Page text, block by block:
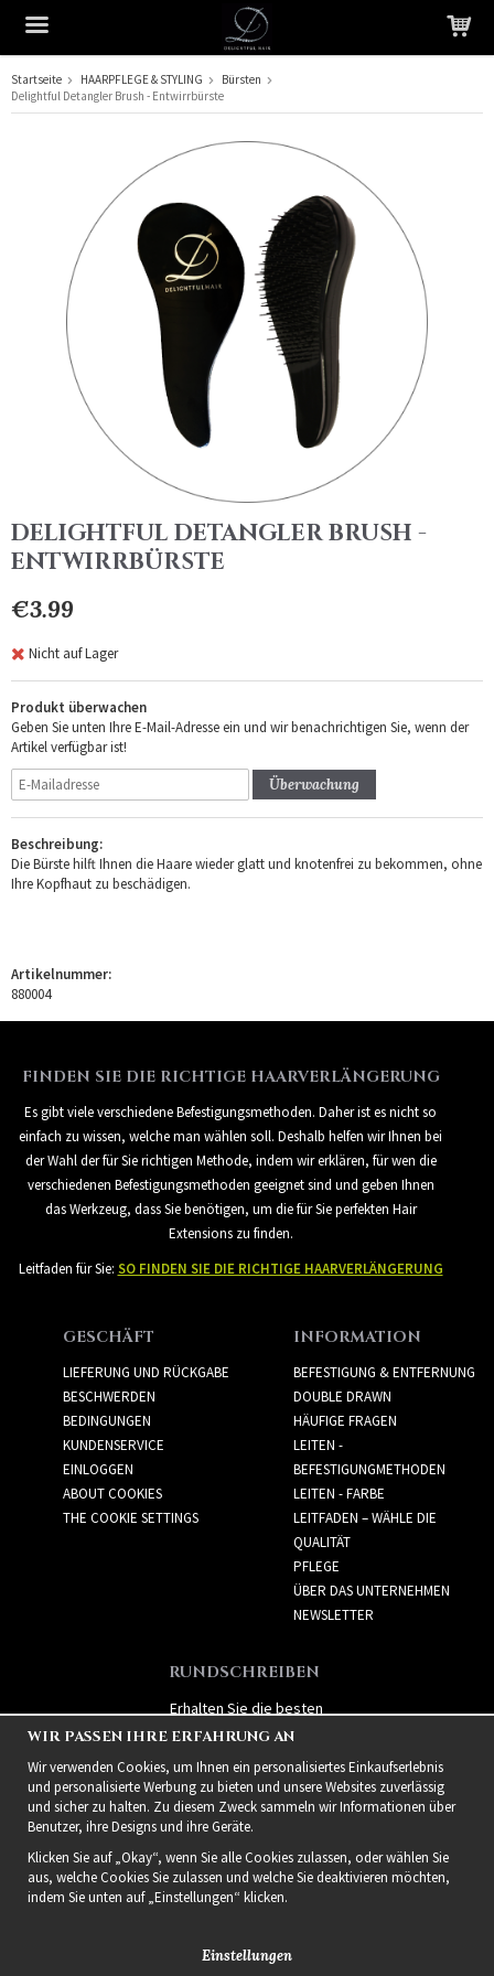
Das Produkt wurde in Ihren Warenkorb gelegt
Startseite HAARPFLEGE & STYLING
Bürsten
Delightful Detangler Brush - Entwirrbürste
DELIGHTFUL DETANGLER BRUSH -
ENTWIRRBÜRSTE
€3.99
Nicht auf Lager
Produkt überwachen
Geben Sie unten Ihre E-Mail-Adresse ein und wir benachrichtigen Sie, wenn der
Artikel verfügbar ist!
Überwachung
Beschreibung:
Die Bürste hilft Ihnen die Haare wieder glatt und knotenfrei zu bekommen, ohne
Ihre Kopfhaut zu beschädigen.
Artikelnummer:
880004
FINDEN SIE DIE RICHTIGE HAARVERLÄNGERUNG
Es gibt viele verschiedene Befestigungsmethoden. Daher ist es nicht so
einfach zu wissen, welche man wählen soll. Deshalb helfen wir Ihnen bei
der Wahl der für Sie richtigen Methode, indem wir erklären, für wen die
verschiedenen Befestigungsmethoden geeignet sind und geben Ihnen
das Werkzeug, dass Sie benötigen, um die für Sie perfekten Hair
Extensions zu finden.
Leitfaden für Sie: SO FINDEN SIE DIE RICHTIGE HAARVERLÄNGERUNG
GESCHÄFT
LIEFERUNG UND RÜCKGABE
BESCHWERDEN
BEDINGUNGEN
KUNDENSERVICE
EINLOGGEN
ABOUT COOKIES
THE COOKIE SETTINGS
INFORMATION
BEFESTIGUNG & ENTFERNUNG
DOUBLE DRAWN
HÄUFIGE FRAGEN
LEITEN -
BEFESTIGUNGMETHODEN
LEITEN - FARBE
LEITFADEN – WÄHLE DIE
QUALITÄT
PFLEGE
ÜBER DAS UNTERNEHMEN
NEWSLETTER
RUNDSCHREIBEN
Erhalten Sie die besten
Angebote und spannende
neue Produkte!
WIR PASSEN IHRE ERFAHRUNG AN
Wir verwenden Cookies, um Ihnen ein personalisiertes Einkaufserlebnis
und personalisierte Werbung zu bieten und unsere Websites zuverlässig
und sicher zu halten. Zu diesem Zweck sammeln wir Informationen über
Benutzer, ihre Designs und ihre Geräte.
Klicken Sie auf „Okay“, wenn Sie alle Cookies zulassen, oder wählen Sie
aus, welche Cookies Sie zulassen und welche Sie deaktivieren möchten,
indem Sie unten auf „Einstellungen“ klicken.
Einstellungen